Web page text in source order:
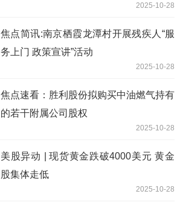
2025-10-28
焦点简讯:南京栖霞龙潭村开展残疾人“服
务上门 政策宣讲”活动
2025-10-28
焦点速看：胜利股份拟购买中油燃气持有
的若干附属公司股权
2025-10-28
美股异动 | 现货黄金跌破4000美元 黄金
股集体走低
2025-10-28